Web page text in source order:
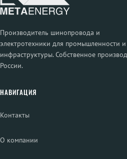
Производитель шинопровода и
электротехники для промышленности и
инфраструктуры. Собственное
России.
НАВИГАЦИЯ
Контакты
О компании